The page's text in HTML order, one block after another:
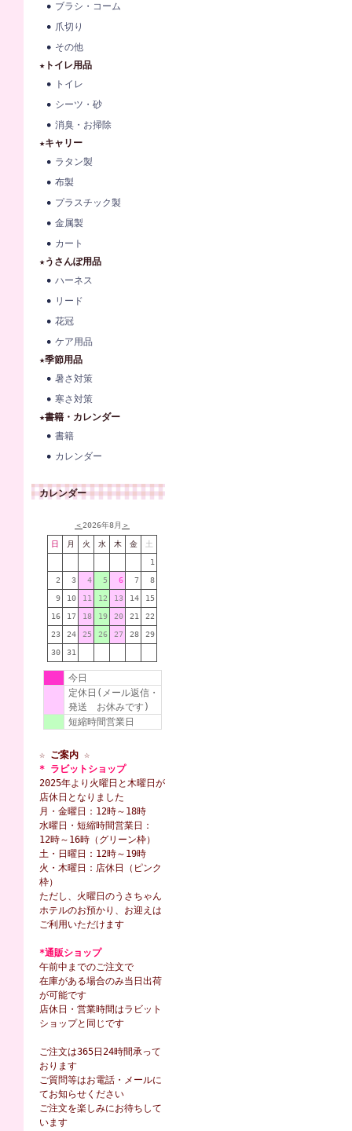
ブラシ・コーム
爪切り
その他
★トイレ用品
トイレ
シーツ・砂
消臭・お掃除
★キャリー
ラタン製
布製
プラスチック製
金属製
カート
★うさんぽ用品
ハーネス
リード
花冠
ケア用品
★季節用品
暑さ対策
寒さ対策
★書籍・カレンダー
書籍
カレンダー
カレンダー
＜2026年8月 ＞
日 月 火 水 木 金 土
1
2 3 4 5 6 7 8
9 10 11 12 13 14 15
16 17 18 19 20 21 22
23 24 25 26 27 28 29
30 31
今日
定休日(メール返信・
発送 お休みです)
短縮時間営業日
☆ ご案内 ☆
* ラビットショップ
2025年より火曜日と木曜日が
店休日となりました
月・金曜日：12時～18時
水曜日・短縮時間営業日：
12時～16時（グリーン枠）
土・日曜日：12時～19時
火・木曜日：店休日（ピンク
枠）
ただし、火曜日のうさちゃん
ホテルのお預かり、お迎えは
ご利用いただけます
*通販ショップ
午前中までのご注文で
在庫がある場合のみ当日出荷
が可能です
店休日・営業時間はラビット
ショップと同じです
ご注文は365日24時間承って
おります
ご質問等はお電話・メールに
てお知らせください
ご注文を楽しみにお待ちして
います